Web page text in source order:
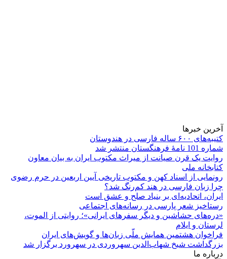
آخرین خبرها
کتیبه‌های ۶۰۰ ساله فارسی در هندوستان
شماره 101 نامۀ فرهنگستان منتشر شد
روایت یک قرن صیانت از میراث مکتوب ایران به بیان معاون
کتابخانه ملی
رونمایی از اسناد کهن و مکتوب تاریخی آیین اربعین در حرم رضوی
چرا زبان فارسی در هند کم‌رنگ شد؟
ایران، اتحادیه‌ای بر بنیاد صلح و عشق است
رستاخیز شعر پارسی در رسانه‌های اجتماعی
«دره‌های حشاشین و دیگر سفرهای ایرانی»؛ روایتی از الموت،
لرستان و ایلام
فراخوان هشتمین همایش ملّی زبان‌ها و گویش‌های ایران
بزرگداشت شیخ شهاب‌الدین سهروردی در سهرورد برگزار شد
درباره ما